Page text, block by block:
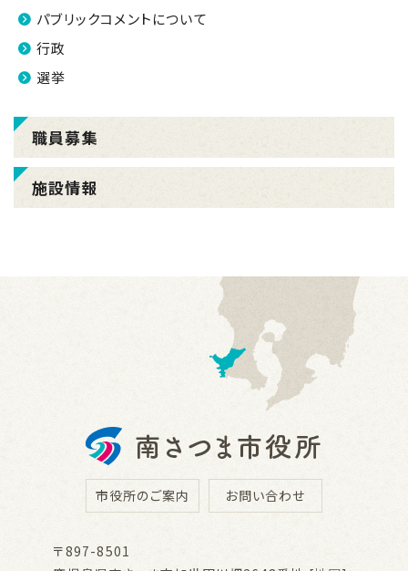
2025.09.10
風12号被災に伴う復旧・復興支援のお願い～
パブリックコメントについて
行政
選挙
職員募集
施設情報
市役所のご案内 お問い合わせ
〒897-8501